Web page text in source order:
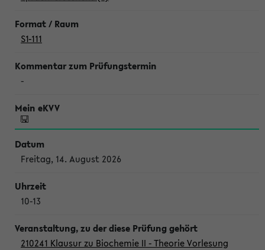
S1-111
-
Freitag, 14. August 2026
10-13
210241 Klausur zu Biochemie II - Theorie Vorlesung